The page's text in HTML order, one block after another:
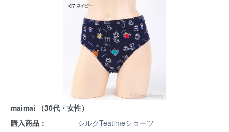
maimai （30代・女性）
購入商品：
シルクTeatimeショーツ